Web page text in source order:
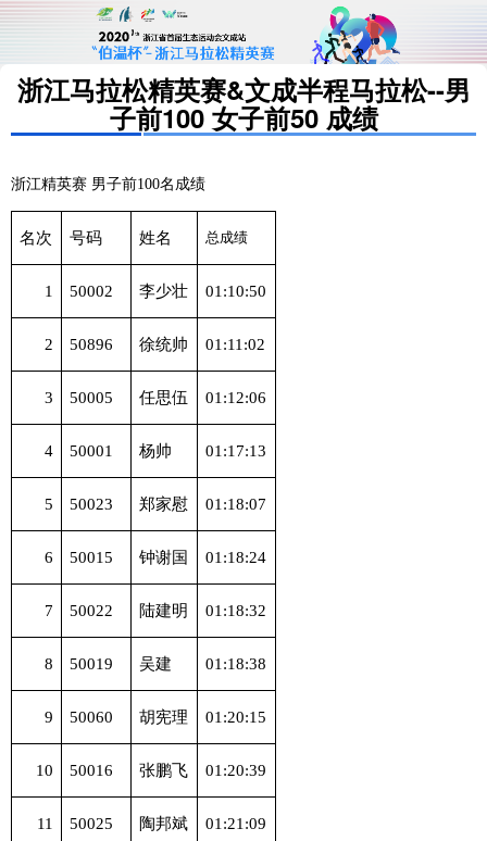
浙江马拉松精英赛&文成半程马拉松--男
子前100 女子前50 成绩
浙江精英赛 男子前100名成绩
名次 号码 姓名 总成绩
1 50002 李少壮 01:10:50
2 50896 徐统帅 01:11:02
3 50005 任思伍 01:12:06
4 50001 杨帅 01:17:13
5 50023 郑家慰 01:18:07
6 50015 钟谢国 01:18:24
7 50022 陆建明 01:18:32
8 50019 吴建 01:18:38
9 50060 胡宪理 01:20:15
10 50016 张鹏飞 01:20:39
11 50025 陶邦斌 01:21:09